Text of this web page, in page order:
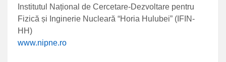
Institutul Național de Cercetare-Dezvoltare pentru
Fizică și Inginerie Nucleară “Horia Hulubei” (IFIN-
HH)
www.nipne.ro